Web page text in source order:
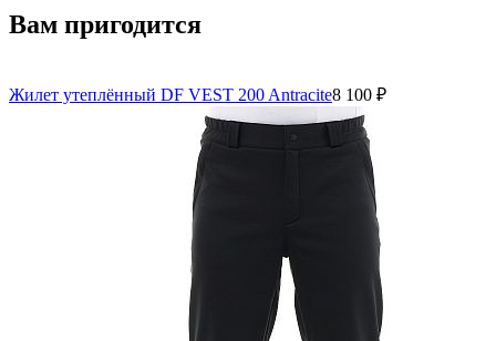
Вам пригодится
Жилет утеплённый DF VEST 200 Antracite8 100 ₽